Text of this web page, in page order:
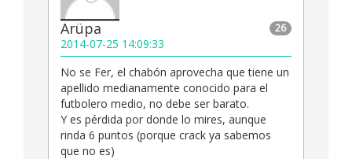
26
Arüpa
2014-07-25 14:09:33
No se Fer, el chabón aprovecha que tiene un
apellido medianamente conocido para el
futbolero medio, no debe ser barato.
Y es pérdida por donde lo mires, aunque
rinda 6 puntos (porque crack ya sabemos
que no es)